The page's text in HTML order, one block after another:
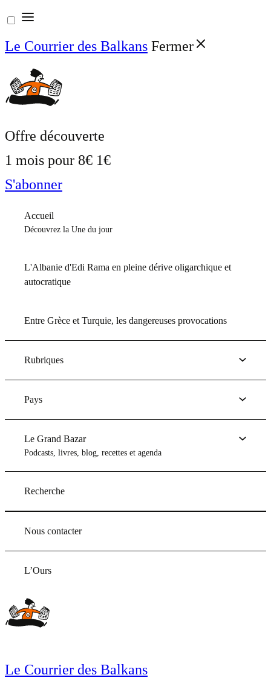
Aller
au
contenu
Le Courrier des Balkans Fermer
Offre découverte
1 mois pour 8€ 1€
S'abonner
Accueil
Découvrez la Une du jour
L'Albanie d'Edi Rama en pleine dérive oligarchique et
autocratique
Entre Grèce et Turquie, les dangereuses provocations
Rubriques
Pays
Le Grand Bazar
Podcasts, livres, blog, recettes et agenda
Recherche
Nous contacter
L’Ours
Le Courrier des Balkans